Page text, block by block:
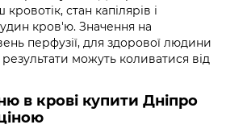
стан капілярів і
кров'ю. Значення на
перфузії, для здорової людини
можуть коливатися від
в крові купити Дніпро